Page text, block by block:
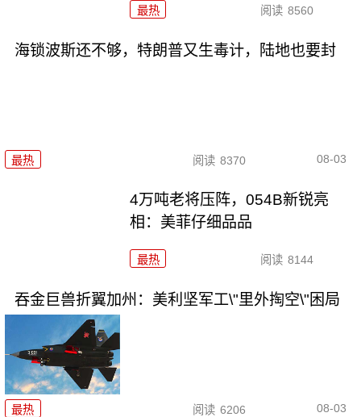
最热 阅读 8560
海锁波斯还不够，特朗普又生毒计，陆地也要封
最热 阅读 8370 08-03
4万吨老将压阵，054B新锐亮
相：美菲仔细品品
最热 阅读 8144
吞金巨兽折翼加州：美利坚军工\"里外掏空\"困局
最热 阅读 6206 08-03